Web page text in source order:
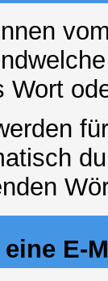
Wort
eine E-